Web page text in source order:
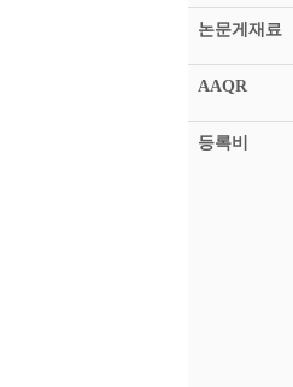
논문게재료
AAQR
등록비